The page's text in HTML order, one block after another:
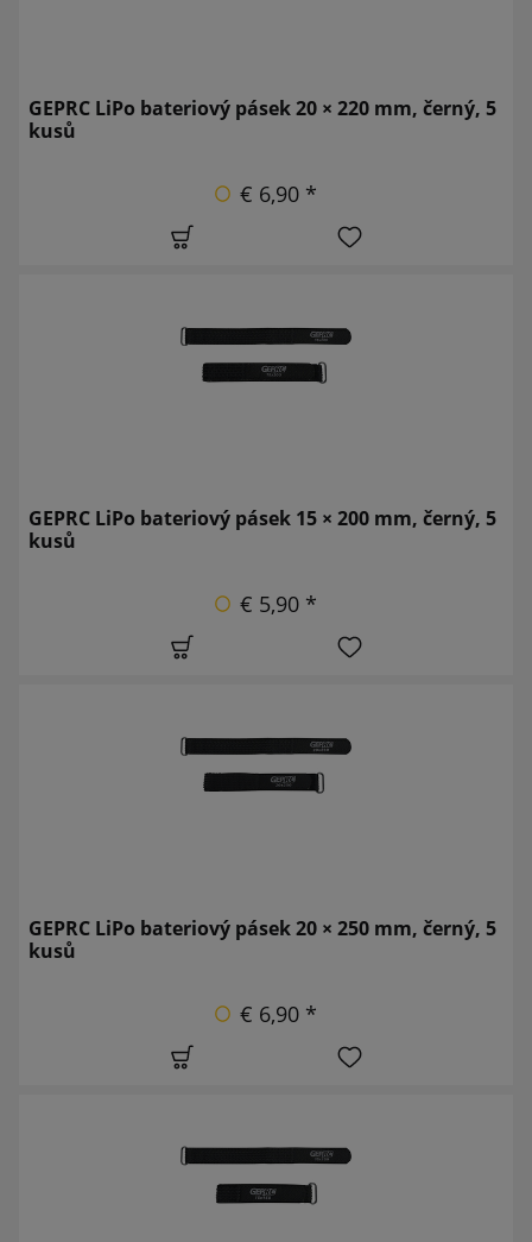
GEPRC LiPo bateriový pásek 20 × 220 mm, černý, 5
kusů
€ 6,90 *
GEPRC LiPo bateriový pásek 15 × 200 mm, černý, 5
kusů
€ 5,90 *
GEPRC LiPo bateriový pásek 20 × 250 mm, černý, 5
kusů
€ 6,90 *